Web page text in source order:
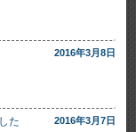
2016年3月8日
た 2016年3月7日